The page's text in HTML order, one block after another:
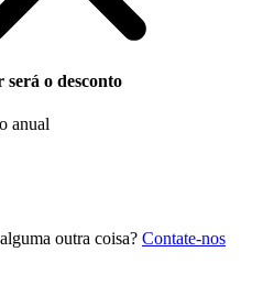
o desconto
anual
outra coisa? Contate-nos